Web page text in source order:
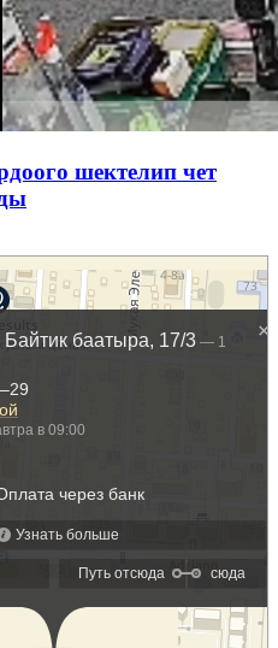
шектелип чет